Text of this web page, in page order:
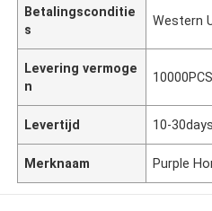
Betalingsconditie
s
Western
Levering vermoge
n
Levertijd 10-30days
Merknaam Purple